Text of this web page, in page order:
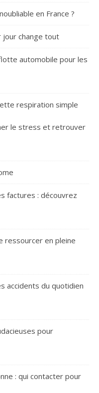
en France ?
jour change tout
automobile pour les
respiration simple
le stress et retrouver
factures : découvrez
ressourcer en pleine
accidents du quotidien
pour
: qui contacter pour